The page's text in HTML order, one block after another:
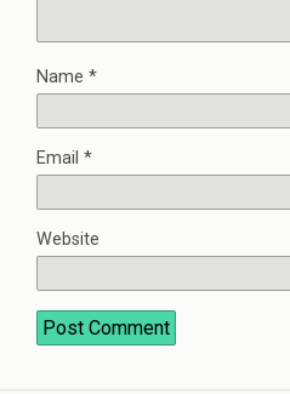
Name *
Email *
Website